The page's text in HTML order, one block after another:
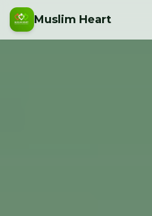
Muslim Heart